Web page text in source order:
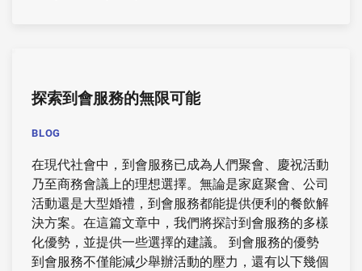
探索到會服務的無限可能
BLOG
在現代社會中，到會服務已成為人們聚會、慶祝活動
乃至商務會議上的理想選擇。無論是家庭聚會、公司
活動還是大型婚禮，到會服務都能提供便利的餐飲解
決方案。在這篇文章中，我們將探討到會服務的多樣
化優勢，並提供一些選擇的建議。 到會服務的優勢
到會服務不僅能減少舉辦活動的壓力，還有以下幾個